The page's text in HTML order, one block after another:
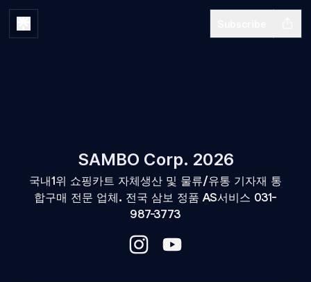
SAMBO Corp. 2026
국내1위 쇼핑카트 자체생산 및 물류/유통 기자재 통
합구매 전문 업체. 전국 삼보 정품 AS서비스 031-
987-3773